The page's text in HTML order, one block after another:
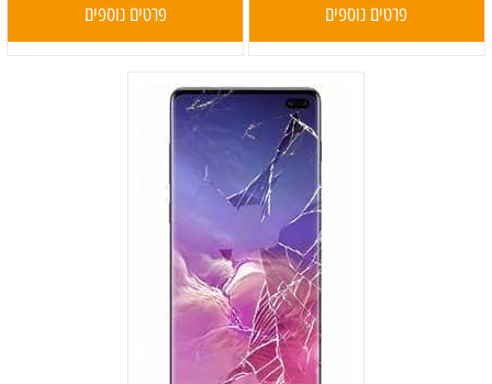
פרטים נוספים פרטים נוספים